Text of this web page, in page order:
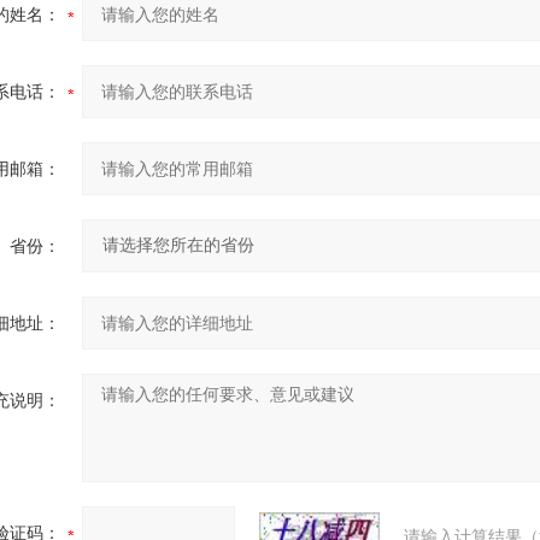
姓名：
电话：
邮箱：
省份：
地址：
说明：
证码：